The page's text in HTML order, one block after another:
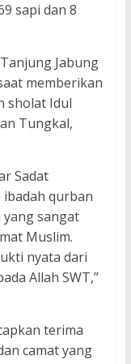
sapi dan 8
Jabung
memberikan
sholat Idul
Tungkal,
Sadat
ibadah qurban
yang sangat
Muslim.
nyata dari
Allah SWT,”
terima
camat yang